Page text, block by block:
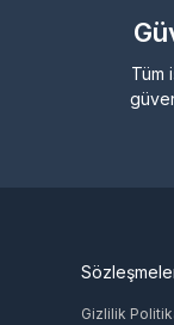
Tüm
Gizlilik